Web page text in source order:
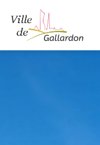
principal